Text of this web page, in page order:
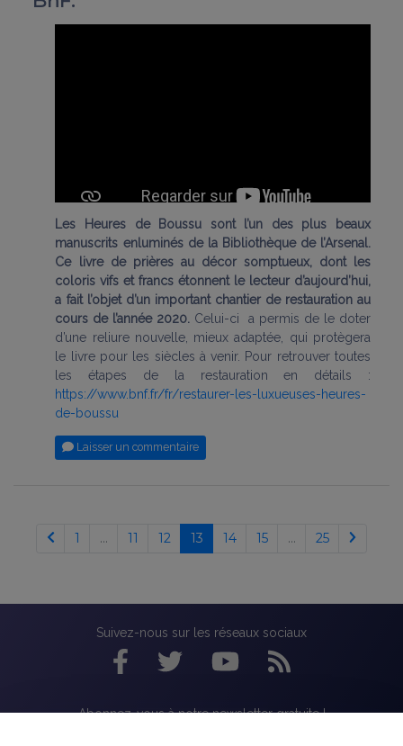
Les Heures de Boussu sont l’un des plus beaux
manuscrits enluminés de la Bibliothèque de l’Arsenal.
Ce livre de prières au décor somptueux, dont les
coloris vifs et francs étonnent le lecteur d’aujourd’hui,
a fait l’objet d’un important chantier de restauration au
cours de l’année 2020. Celui-ci a permis de le doter
d’une reliure nouvelle, mieux adaptée, qui protègera
le livre pour les siècles à venir. Pour retrouver toutes
les étapes de la restauration en détails :
https://www.bnf.fr/fr/restaurer-les-luxueuses-heures-
de-boussu
Laisser un commentaire
1 … 11 12 13 14 15 … 25
Suivez-nous sur les réseaux sociaux
Abonnez-vous à notre newsletter gratuite !